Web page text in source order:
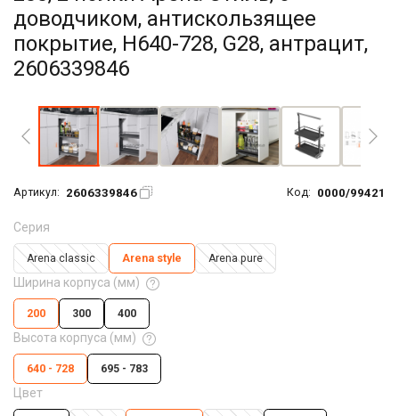
доводчиком, антискользящее
покрытие, H640-728, G28, антрацит,
2606339846
Артикул: 2606339846 Код: 0000/99421
Серия
Arena classic Arena style Arena pure
Ширина корпуса (мм)
200 300 400
Высота корпуса (мм)
640 - 728 695 - 783
Цвет